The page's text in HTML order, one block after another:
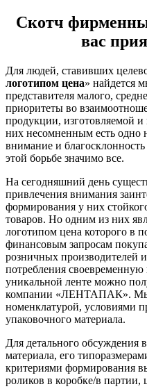
Скотч
вас
Для людей, ставивших
логотипом цена» найдется
представителя малого,
приоритеты во
продукции, изготовляемой
них несомненным есть одно
внимание и
этой борьбе значимо все.
На сегодняшний день
привлечения внимания
формирования у них
товаров. Но одним из них
логотипом цена которого в
финансовым запросам
розничных производителей
потребления
уникальной ленте можно
компании «ЛЕНТАПАК». Мы
номенклатурой, условиями
упаковочного материала.
Для детального обсуждения
материала, его
критериями формирования
роликов в коробке/в